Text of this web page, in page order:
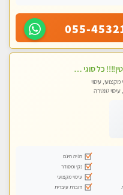
055-
מומלץ לחלוטין!!!! כל סוגי העיסויים מעסה מקצועית ואיכותית פרטי!!!
מקצועי, עיסוי
טנטרה
חניה חינם
נקי ומסודר
עיסוי מקצועי
דוברת עיברית